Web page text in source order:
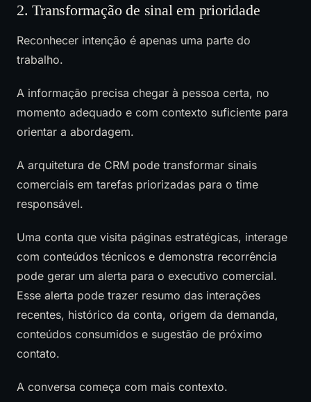
2. Transformação de sinal em prioridade
Reconhecer intenção é apenas uma parte do
trabalho.
A informação precisa chegar à pessoa certa, no
momento adequado e com contexto suficiente para
orientar a abordagem.
A arquitetura de CRM pode transformar sinais
comerciais em tarefas priorizadas para o time
responsável.
Uma conta que visita páginas estratégicas, interage
com conteúdos técnicos e demonstra recorrência
pode gerar um alerta para o executivo comercial.
Esse alerta pode trazer resumo das interações
recentes, histórico da conta, origem da demanda,
conteúdos consumidos e sugestão de próximo
contato.
A conversa começa com mais contexto.